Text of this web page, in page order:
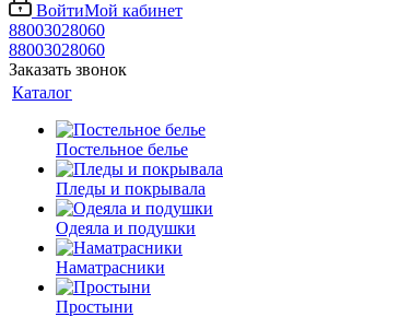
ВойтиМой кабинет
88003028060
88003028060
Заказать звонок
Каталог
Постельное белье
Пледы и покрывала
Одеяла и подушки
Наматрасники
Простыни